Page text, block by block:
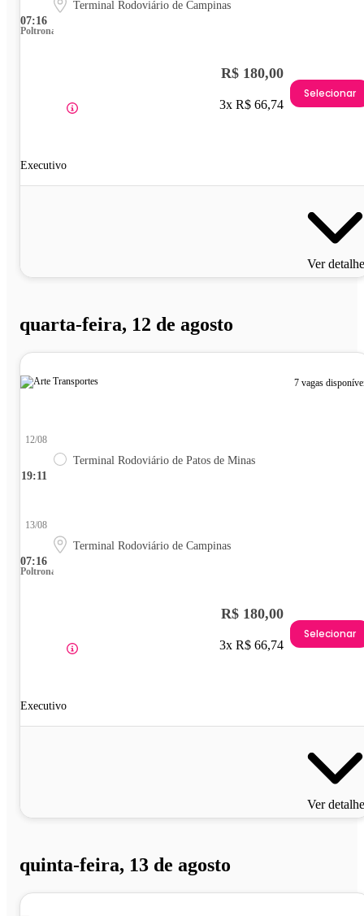
07:16
Terminal Rodoviário de Campinas
Poltrona
Executivo
R$ 180,00
3x R$ 66,74
Selecionar
Ver
quarta-feira, 12 de agosto
7 vagas
19:11
12/08
Terminal Rodoviário de Patos de Minas
07:16
13/08
Terminal Rodoviário de Campinas
Poltrona
Executivo
R$ 180,00
3x R$ 66,74
Selecionar
Ver
quinta-feira, 13 de agosto